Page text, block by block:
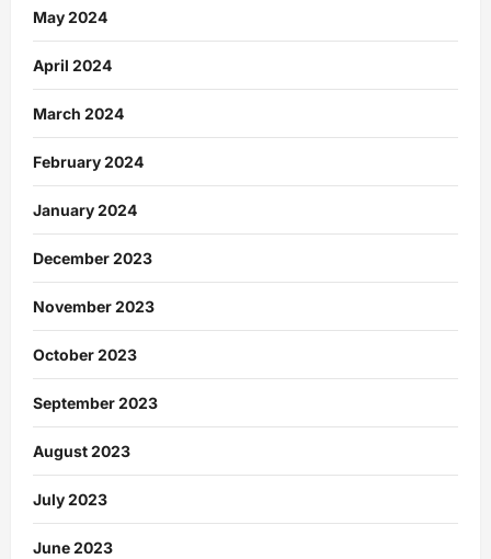
May 2024
April 2024
March 2024
February 2024
January 2024
December 2023
November 2023
October 2023
September 2023
August 2023
July 2023
June 2023